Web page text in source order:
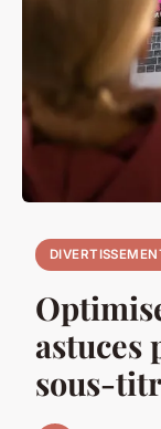
astuces
sous-